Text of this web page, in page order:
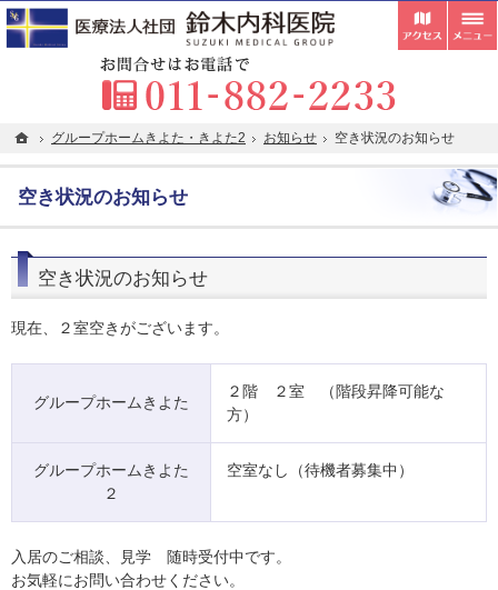
ホーム
グループホームきよた・きよた2 お知らせ 空き状況のお知らせ
空き状況のお知らせ
胃カメラ・内視鏡検査・超音波検査の専門医が在籍。札幌市清田区の内科・クリニックな
札幌市清田区の内科・クリニックなら在宅往診・訪問看護にも対応している鈴木内科医院
空き状況のお知らせ
現在、２室空きがございます。
グループホームきよた
２階 ２室 （階段昇降可能な
方）
グループホームきよた
２
空室なし（待機者募集中）
入居のご相談、見学 随時受付中です。
お気軽にお問い合わせください。
受付
ホーム
グループホームきよた・きよた2 お知らせ 空き状況のお知らせ